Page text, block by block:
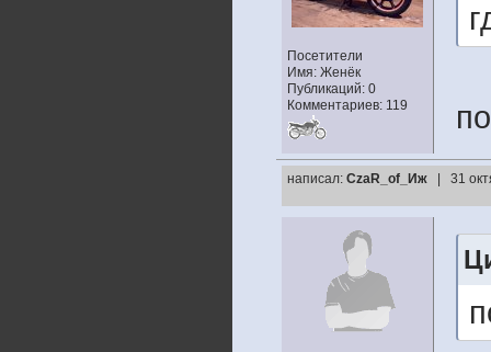
Посетители
Имя: Женёк
Публикаций: 0
Комментариев: 119
написал: CzaR_of_Иж | 31